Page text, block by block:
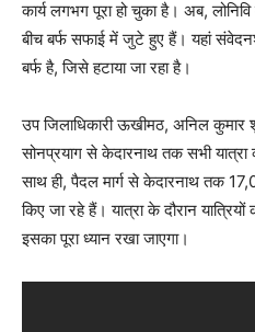
कार्य लगभग पूरा हो चुका है। अब,
बीच बर्फ सफाई में जुटे हुए हैं। यहां
बर्फ है, जिसे हटाया जा रहा है।
उप जिलाधिकारी ऊखीमठ, अनिल
सोनप्रयाग से केदारनाथ तक सभी
साथ ही, पैदल मार्ग से केदारनाथ तक
किए जा रहे हैं। यात्रा के दौरान
इसका पूरा ध्यान रखा जाएगा।